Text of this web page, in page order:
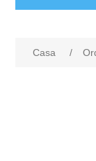
Casa /